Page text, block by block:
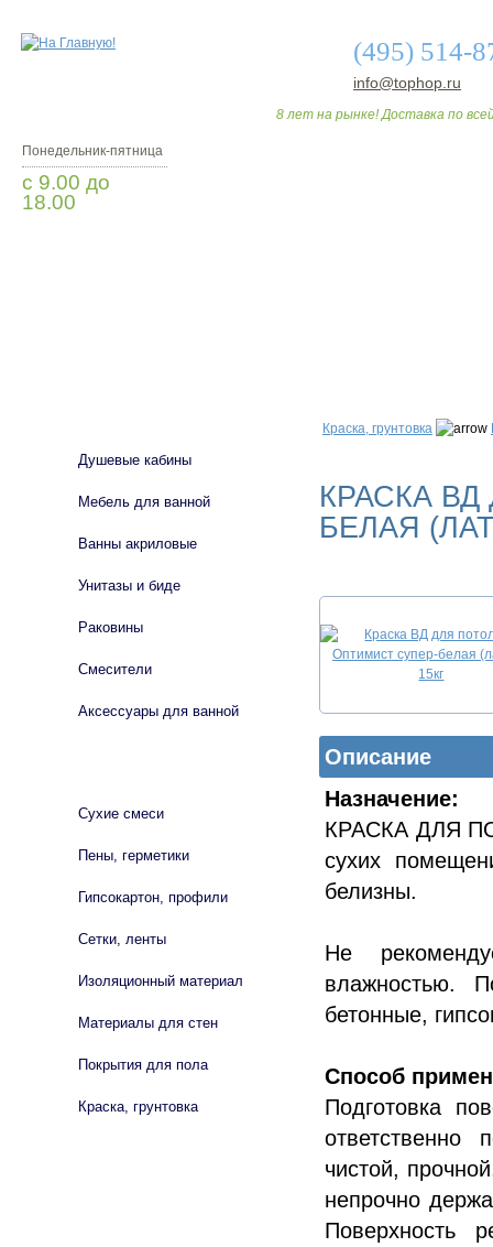
(495) 514-
info@tophop.ru
8 лет на рынке! Доставка по
Понедельник-пятница
с 9.00 до
18.00
Краска, грунтовка
КРАСКА
БЕЛАЯ
Описание
Назначение:
КРАСКА ДЛЯ
сухих
белизны.
Не
влажностью.
бетонные,
Способ
Подготовка
ответственно
чистой,
непрочно
Поверхность
Душевые кабины
Мебель для ванной
Ванны акриловые
Унитазы и биде
Раковины
Смесители
Аксессуары для ванной
Сухие смеси
Пены, герметики
Гипсокартон, профили
Сетки, ленты
Изоляционный материал
Материалы для стен
Покрытия для пола
Краска, грунтовка